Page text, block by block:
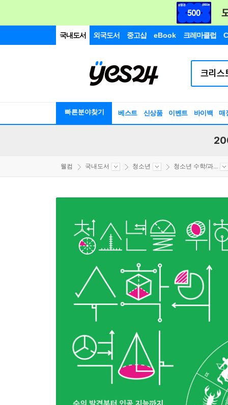
국내도서 외국도서 중고샵 eBook 크레마클럽
빠른분야찾기 베스트 신상품 이벤트 바이백 매
웰컴 국내도서 청소년 청소년 수학/과...